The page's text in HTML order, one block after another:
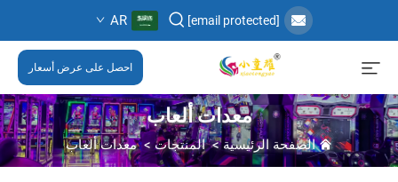
[email protected]
AR
احصل على عرض أسعار
معدات ألعاب
الصفحة الرئيسية>المنتجات >معدات ألعاب